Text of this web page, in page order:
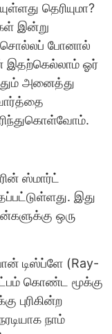
தெரியுமா?
இன்று
சொல்லப் போனால்
இதற்கெல்லாம் ஓர்
அனைத்து
ஸ்மார்ட்
இது
ஒரு
டிஸ்ப்ளே (Ray-
கொண்ட மூக்கு
புரிகின்ற
நாம்